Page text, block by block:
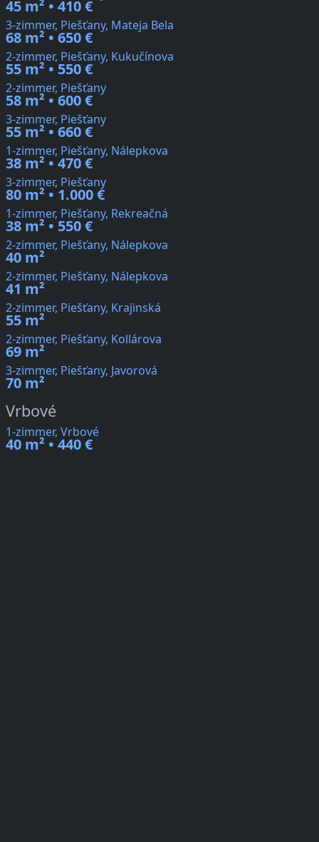
45 m² • 410 €
3-zimmer, Piešťany, Mateja Bela
68 m² • 650 €
2-zimmer, Piešťany, Kukučínova
55 m² • 550 €
2-zimmer, Piešťany
58 m² • 600 €
3-zimmer, Piešťany
55 m² • 660 €
1-zimmer, Piešťany, Nálepkova
38 m² • 470 €
3-zimmer, Piešťany
80 m² • 1.000 €
1-zimmer, Piešťany, Rekreačná
38 m² • 550 €
2-zimmer, Piešťany, Nálepkova
40 m²
2-zimmer, Piešťany, Nálepkova
41 m²
2-zimmer, Piešťany, Krajinská
55 m²
2-zimmer, Piešťany, Kollárova
69 m²
3-zimmer, Piešťany, Javorová
70 m²
Vrbové
1-zimmer, Vrbové
40 m² • 440 €